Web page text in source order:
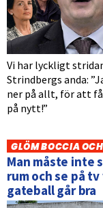
Vi har lyckligt
Strindbergs anda:
ner på allt, för att
på nytt!”
GLÖM BOCCIA
Man måste
rum och se på tv
gateball går bra